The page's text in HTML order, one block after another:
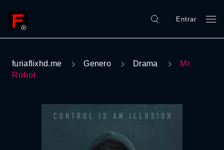
Entrar
furiaflixhd.me Genero Drama
Mr.
Robot